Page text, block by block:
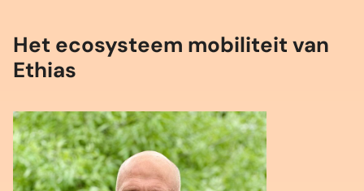
Het ecosysteem mobiliteit van
Ethias